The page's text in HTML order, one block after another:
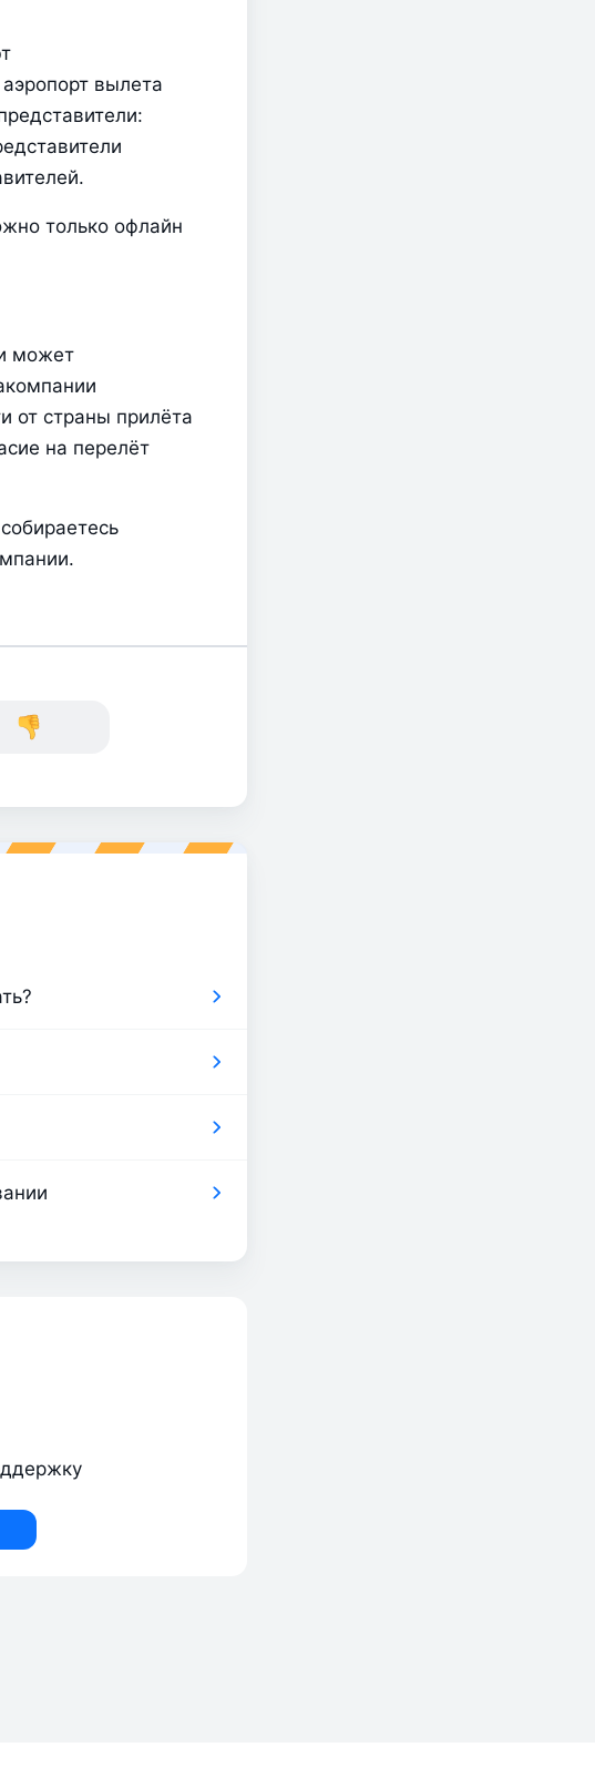
аэропорт вылета
только офлайн
может
от страны прилёта
на перелёт